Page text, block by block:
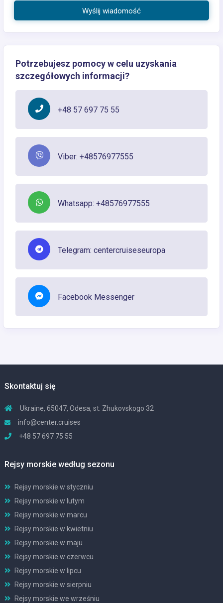
Wyślij wiadomość
Potrzebujesz pomocy w celu uzyskania
szczegółowych informacji?
+48 57 697 75 55
Viber: +48576977555
Whatsapp: +48576977555
Telegram: centercruiseseuropa
Facebook Messenger
Skontaktuj się
Ukraine, 65047, Odesa, st. Zhukovskogo 32
info@center.cruises
+48 57 697 75 55
Rejsy morskie według sezonu
Rejsy morskie w styczniu
Rejsy morskie w lutym
Rejsy morskie w marcu
Rejsy morskie w kwietniu
Rejsy morskie w maju
Rejsy morskie w czerwcu
Rejsy morskie w lipcu
Rejsy morskie w sierpniu
Rejsy morskie we wrześniu